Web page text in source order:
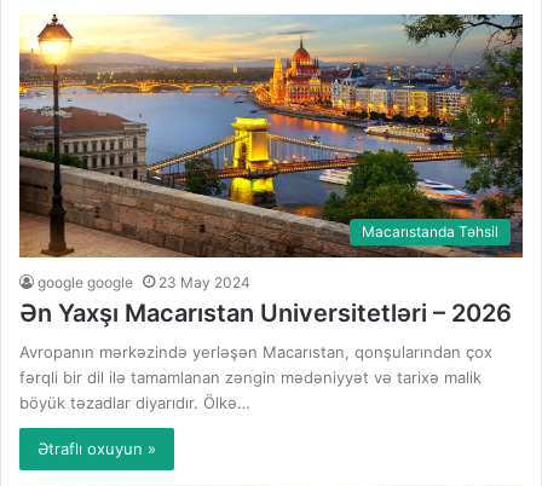
Macarıstanda Təhsil
google google 23 May 2024
Ən Yaxşı Macarıstan Universitetləri – 2026
Avropanın mərkəzində yerləşən Macarıstan, qonşularından çox
fərqli bir dil ilə tamamlanan zəngin mədəniyyət və tarixə malik
böyük təzadlar diyarıdır. Ölkə…
Ətraflı oxuyun »